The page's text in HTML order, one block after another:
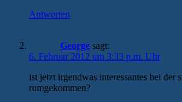
Antworten
George sagt:
6. Februar 2012 um 3:33 p.m. Uhr
ist jetzt irgendwas interessantes bei der
rumgekommen?